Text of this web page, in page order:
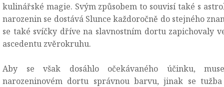
kulinářské magie. Svým způsobem to souvisí také s
narozenin se dostává Slunce každoročně do stejného
se také svíčky dříve na slavnostním dortu zapichovaly
ascedentu zvěrokruhu.
Aby se však dosáhlo očekávaného účinku,
narozeninovém dortu správnou barvu, jinak se